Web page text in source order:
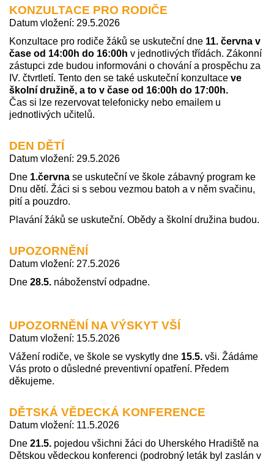
KONZULTACE PRO RODIČE
Datum vložení: 29.5.2026
Konzultace pro rodiče žáků se uskuteční dne 11. června v
čase od 14:00h do 16:00h v jednotlivých třídách. Zákonní
zástupci zde budou informováni o chování a prospěchu za
IV. čtvrtletí. Tento den se také uskuteční konzultace ve
školní družině, a to v čase od 16:00h do 17:00h.
Čas si lze rezervovat telefonicky nebo emailem u
jednotlivých učitelů.
DEN DĚTÍ
Datum vložení: 29.5.2026
Dne 1.června se uskuteční ve škole zábavný program ke
Dnu dětí. Žáci si s sebou vezmou batoh a v něm svačinu,
pití a pouzdro.
Plavání žáků se uskuteční. Obědy a školní družina budou.
UPOZORNĚNÍ
Datum vložení: 27.5.2026
Dne 28.5. náboženství odpadne.
UPOZORNĚNÍ NA VÝSKYT VŠÍ
Datum vložení: 15.5.2026
Vážení rodiče, ve škole se vyskytly dne 15.5. vši. Žádáme
Vás proto o důsledné preventivní opatření. Předem
děkujeme.
DĚTSKÁ VĚDECKÁ KONFERENCE
Datum vložení: 11.5.2026
Dne 21.5. pojedou všichni žáci do Uherského Hradiště na
Dětskou vědeckou konferenci (podrobný leták byl zaslán v